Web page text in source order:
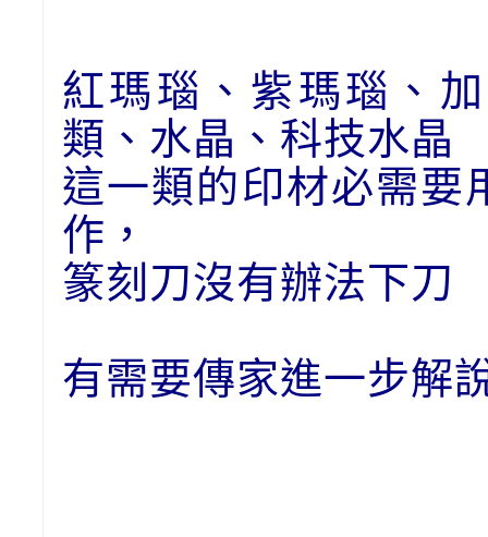
紅瑪瑙、紫瑪瑙、
類、水晶、科技水晶
這一類的印材必需要
作，
篆刻刀沒有辦法下刀
有需要傳家進一步解